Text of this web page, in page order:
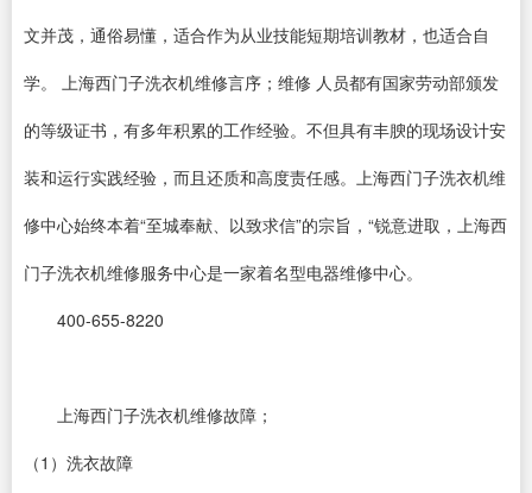
文并茂，通俗易懂，适合作为从业技能短期培训教材，也适合自
学。 上海西门子洗衣机维修言序；维修 人员都有国家劳动部颁发
的等级证书，有多年积累的工作经验。不但具有丰腴的现场设计安
装和运行实践经验，而且还质和高度责任感。上海西门子洗衣机维
修中心始终本着“至城奉献、以致求信”的宗旨，“锐意进取，上海西
门子洗衣机维修服务中心是一家着名型电器维修中心。
400-655-8220
上海西门子洗衣机维修故障；
（1）洗衣故障